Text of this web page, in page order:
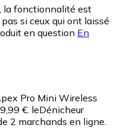
la fonctionnalité est
si ceux qui ont laissé
en question En
Pro Mini Wireless
€. leDénicheur
2 marchands en ligne.